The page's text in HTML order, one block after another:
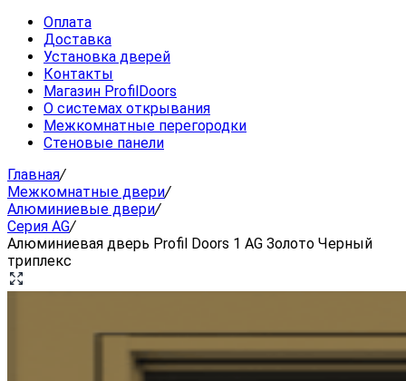
Оплата
Доставка
Установка дверей
Контакты
Магазин ProfilDoors
О системах открывания
Межкомнатные перегородки
Стеновые панели
Главная/
Межкомнатные двери/
Алюминиевые двери/
Серия AG/
Алюминиевая дверь Profil Doors 1 AG Золото Черный
триплекс